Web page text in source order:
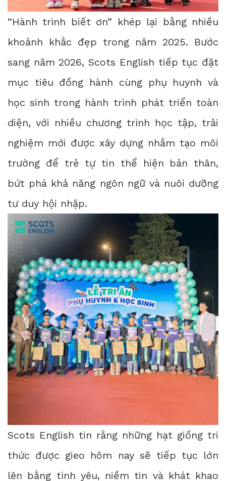
“Hành trình biết ơn” khép lại bằng nhiều
khoảnh khắc đẹp trong năm 2025. Bước
sang năm 2026, Scots English tiếp tục đặt
mục tiêu đồng hành cùng phụ huynh và
học sinh trong hành trình phát triển toàn
diện, với nhiều chương trình học tập, trải
nghiệm mới được xây dựng nhằm tạo môi
trường để trẻ tự tin thể hiện bản thân,
bứt phá khả năng ngôn ngữ và nuôi dưỡng
tư duy hội nhập.
Scots English tin rằng những hạt giống tri
thức được gieo hôm nay sẽ tiếp tục lớn
lên bằng tình yêu, niềm tin và khát khao